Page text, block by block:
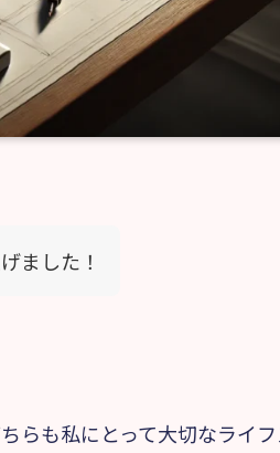
ました！
らも私にとって大切なライ